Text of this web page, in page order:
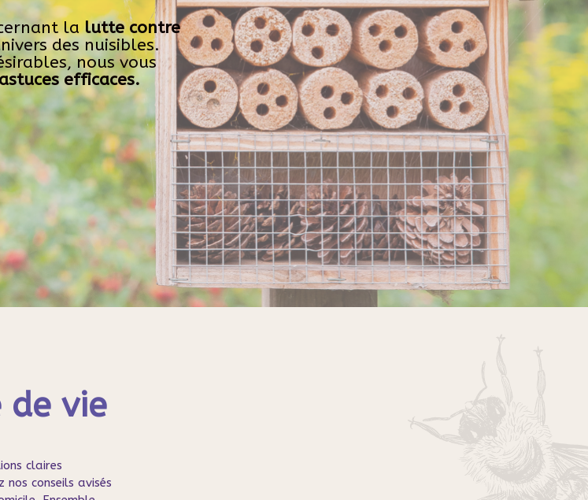
lalutte contre
des nuisibles.
nous vous
astuces efficaces.
de vie
claires
conseils avisés